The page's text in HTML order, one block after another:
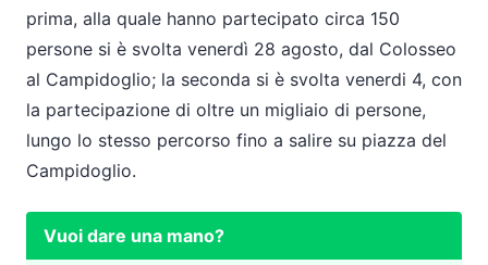
prima, alla quale hanno partecipato circa 150
persone si è svolta venerdì 28 agosto, dal Colosseo
al Campidoglio; la seconda si è svolta venerdi 4, con
la partecipazione di oltre un migliaio di persone,
lungo lo stesso percorso fino a salire su piazza del
Campidoglio.
Vuoi dare una mano?